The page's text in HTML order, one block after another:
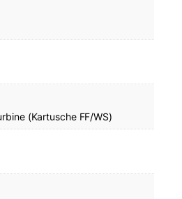
(Kartusche FF/WS)